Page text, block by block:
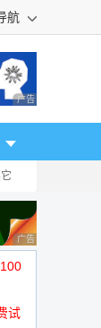
航
广告 商业广告，理
广告 商业广告，理
试